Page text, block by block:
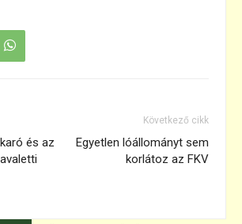
és az
Következő cikk
Egyetlen lóállományt sem
korlátoz az FKV